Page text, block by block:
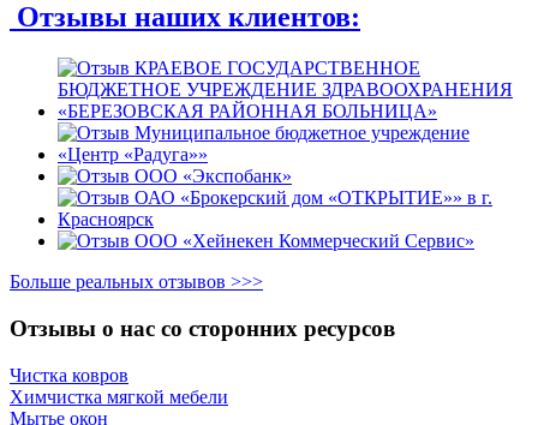
Отзывы наших клиентов:
Больше реальных отзывов >>>
Отзывы о нас со сторонних ресурсов
Чистка ковров
Химчистка мягкой мебели
Мытье окон